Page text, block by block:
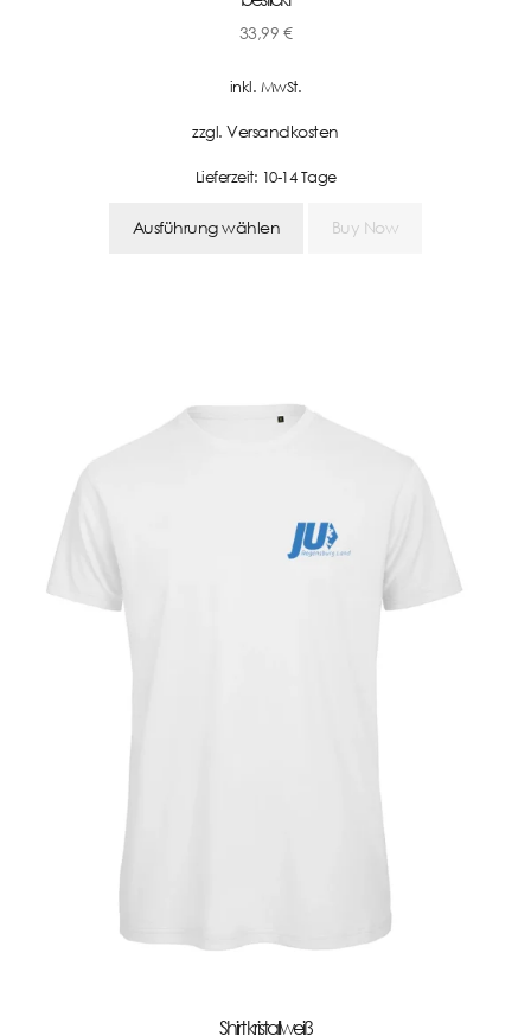
33,99 €
inkl. MwSt.
zzgl.Versandkosten
Lieferzeit: 10-14 Tage
Ausführung wählen Buy Now
Shirt kristallweiß